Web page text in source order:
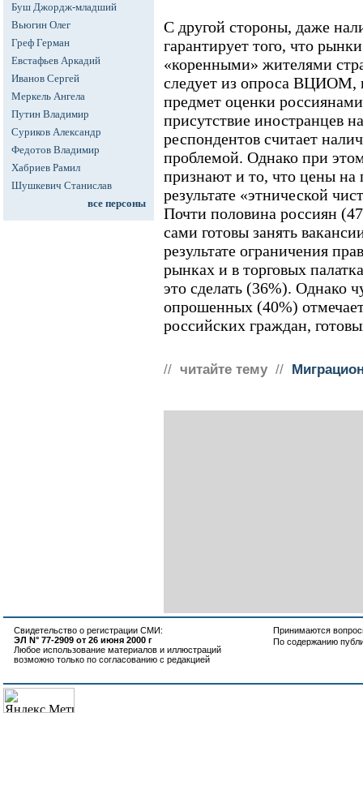
Буш Джордж-младший
Вьюгин Олег
Греф Герман
Евстафьев Аркадий
Иванов Сергей
Меркель Ангела
Путин Владимир
Суриков Александр
Федотов Владимир
Хабриев Рамил
Шушкевич Станислав
все персоны
С другой стороны, даже
гарантирует того, что
«коренными» жителями
следует из опроса ВЦИОМ,
предмет оценки
присутствие иностранцев
респондентов считает
проблемой. Однако при
признают и то, что цены на
результате «этнической
Почти половина россиян
сами готовы занять
результате ограничения
рынках и в торговых
это сделать (36%). Однако
опрошенных (40%)
российских граждан,
// читайте тему //
Свидетельство о регистрации СМИ:
ЭЛ N° 77-2909 от 26 июня 2000 г
Любое использование материалов и иллюстраций
возможно только по согласованию с редакцией
Принимаются
По содержанию